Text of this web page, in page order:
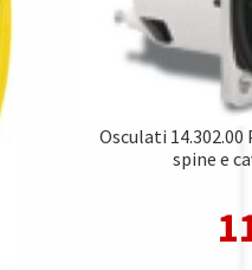
Osculati 14.302.00
spine e